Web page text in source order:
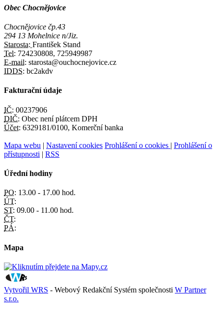
Obec Chocnějovice
Chocnějovice čp.43
294 13 Mohelnice n/Jiz.
Starosta: František Stand
Tel: 724230808, 725949987
E-mail: starosta@ouchocnejovice.cz
IDDS: bc2akdv
Fakturační údaje
IČ: 00237906
DIČ: Obec není plátcem DPH
Účet: 6329181/0100, Komerční banka
Mapa webu | Nastavení cookies Prohlášení o cookies | Prohlášení o
přístupnosti | RSS
Úřední hodiny
PO: 13.00 - 17.00 hod.
ÚT:
ST: 09.00 - 11.00 hod.
ČT:
PÁ:
Mapa
Vytvořil WRS - Webový Redakční Systém společnosti W Partner
s.r.o.